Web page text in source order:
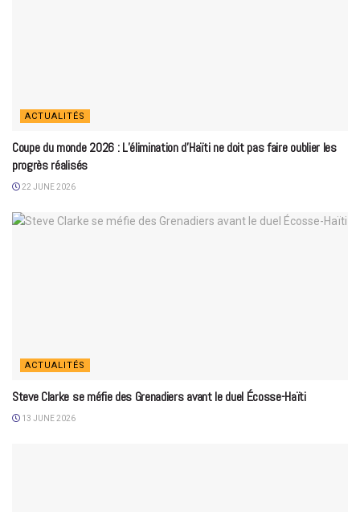
ACTUALITÉS
Coupe du monde 2026 : L’élimination d’Haïti ne doit pas faire oublier les
progrès réalisés
22 JUNE 2026
ACTUALITÉS
Steve Clarke se méfie des Grenadiers avant le duel Écosse-Haïti
13 JUNE 2026